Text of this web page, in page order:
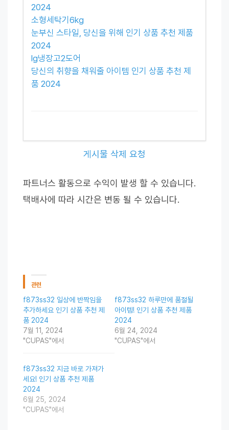
2024
소형세탁기6kg
눈부신 스타일, 당신을 위해 인기 상품 추천 제품
2024
lg냉장고2도어
당신의 취향을 채워줄 아이템 인기 상품 추천 제
품 2024
게시물 삭제 요청
파트너스 활동으로 수익이 발생 할 수 있습니다.
택배사에 따라 시간은 변동 될 수 있습니다.
관련
f873ss32 일상에 반짝임을
추가하세요 인기 상품 추천 제
품 2024
7월 11, 2024
"CUPAS"에서
f873ss32 하루만에 품절될
아이템! 인기 상품 추천 제품
2024
6월 24, 2024
"CUPAS"에서
f873ss32 지금 바로 가져가
세요! 인기 상품 추천 제품
2024
6월 25, 2024
"CUPAS"에서